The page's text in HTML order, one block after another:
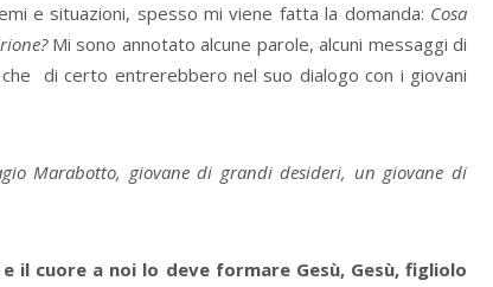
spesso mi viene fatta la domanda: Cosa
Mi sono annotato alcune parole, alcuni messaggi di
di certo entrerebbero nel suo dialogo con i giovani
Marabotto, giovane di grandi desideri, un giovane di
il cuore a noi lo deve formare Gesù, Gesù, figliolo